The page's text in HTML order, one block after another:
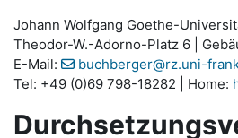
Johann Wolfgang Goethe-
Theodor-W.-Adorno-Platz 6 |
E-Mail:
buchberger@rz.uni-
Tel: +49 (0)69 798-18282 | Home: